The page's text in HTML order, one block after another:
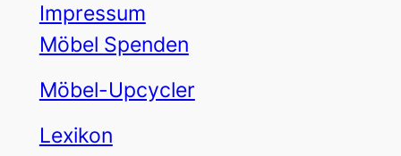
Impressum
Möbel Spenden
Möbel-Upcycler
Lexikon